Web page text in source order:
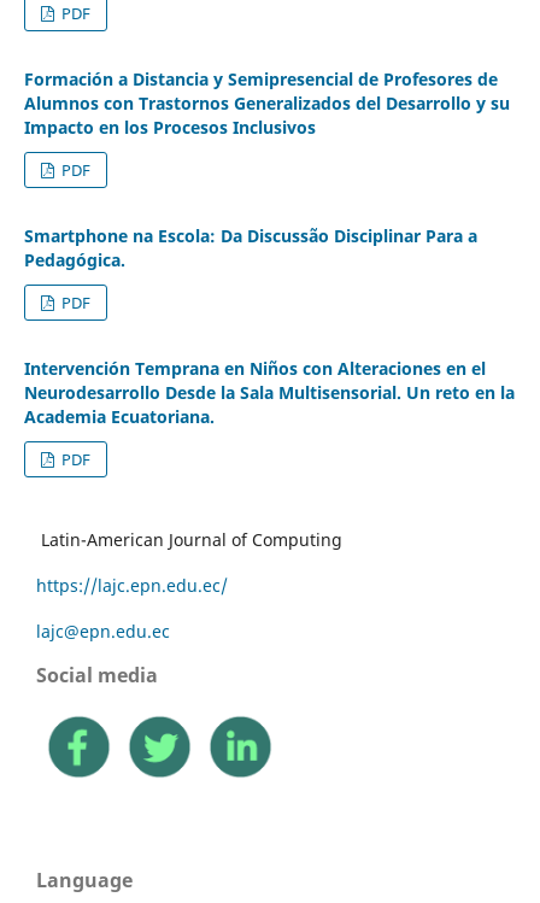
PDF
Formación a Distancia y Semipresencial de Profesores de
Alumnos con Trastornos Generalizados del Desarrollo y su
Impacto en los Procesos Inclusivos
PDF
Smartphone na Escola: Da Discussão Disciplinar Para a
Pedagógica.
PDF
Intervención Temprana en Niños con Alteraciones en el
Neurodesarrollo Desde la Sala Multisensorial. Un reto en la
Academia Ecuatoriana.
PDF
Latin-American Journal of Computing
https://lajc.epn.edu.ec/
lajc@epn.edu.ec
Social media
Language